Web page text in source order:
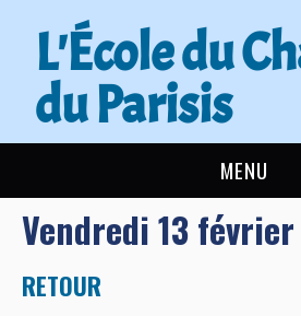
L'École du
du Parisis
MENU
L’ÉCOLE DU CHAT
ACTUALITÉS
Vendredi 13
RETOUR